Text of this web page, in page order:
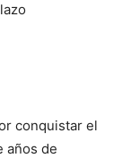
conquistar el
años de